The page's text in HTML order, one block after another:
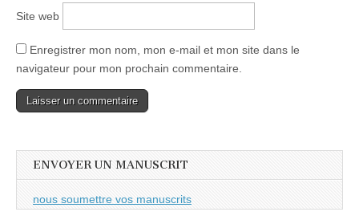
Site web
Enregistrer mon nom, mon e-mail et mon site dans le
navigateur pour mon prochain commentaire.
ENVOYER UN MANUSCRIT
nous soumettre vos manuscrits